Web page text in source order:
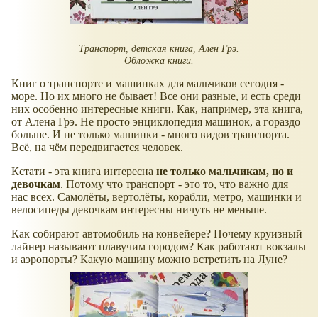
Транспорт, детская книга, Ален Грэ.
Обложка книги.
Книг о транспорте и машинках для мальчиков сегодня -
море. Но их много не бывает! Все они разные, и есть среди
них особенно интересные книги. Как, например, эта книга,
от Алена Грэ. Не просто энциклопедия машинок, а гораздо
больше. И не только машинки - много видов транспорта.
Всё, на чём передвигается человек.
Кстати - эта книга интересна не только мальчикам, но и
девочкам. Потому что транспорт - это то, что важно для
нас всех. Самолёты, вертолёты, корабли, метро, машинки и
велосипеды девочкам интересны ничуть не меньше.
Как собирают автомобиль на конвейере? Почему круизный
лайнер называют плавучим городом? Как работают вокзалы
и аэропорты? Какую машину можно встретить на Луне?